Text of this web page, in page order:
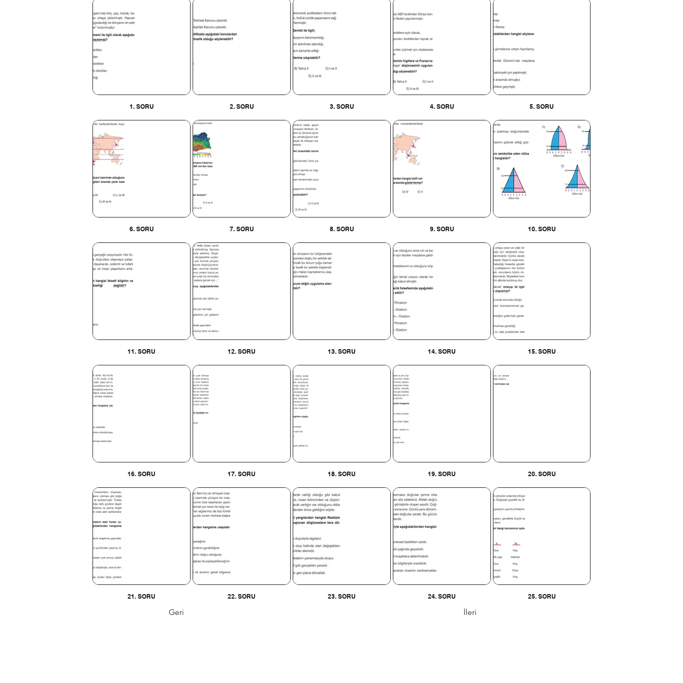
Geri İleri
1. SORU 2. SORU 3. SORU 4. SORU 5. SORU
6. SORU 7. SORU 8. SORU 9. SORU 10. SORU
11. SORU 12. SORU 13. SORU 14. SORU 15. SORU
16. SORU 17. SORU 18. SORU 19. SORU 20. SORU
21. SORU 22. SORU 23. SORU 24. SORU 25. SORU